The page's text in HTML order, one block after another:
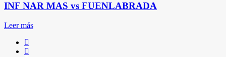
INF NAR MAS vs FUENLABRADA
Leer más